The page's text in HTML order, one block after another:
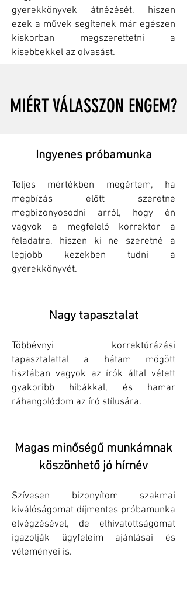
gyerekkönyvek átnézését, hiszen
ezek a művek segítenek már egészen
kiskorban megszerettetni a
kisebbekkel az olvasást.
MIÉRT VÁLASSZON ENGEM?
Ingyenes próbamunka
Teljes mértékben megértem, ha
megbízás előtt szeretne
megbizonyosodni arról, hogy én
vagyok a megfelelő korrektor a
feladatra, hiszen ki ne szeretné a
legjobb kezekben tudni a
gyerekkönyvét.
Nagy tapasztalat
Többévnyi korrektúrázási
tapasztalattal a hátam mögött
tisztában vagyok az írók által vétett
gyakoribb hibákkal, és hamar
ráhangolódom az író stílusára.
Magas minőségű munkámnak
köszönhető jó hírnév
Szívesen bizonyítom szakmai
kiválóságomat díjmentes próbamunka
elvégzésével, de elhivatottságomat
igazolják ügyfeleim ajánlásai és
véleményei is.